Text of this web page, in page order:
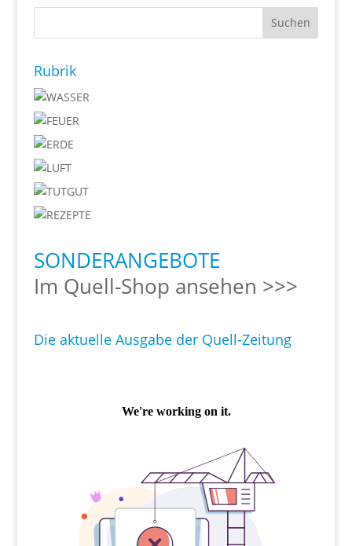
Rubrik
SONDERANGEBOTE
Im Quell-Shop ansehen >>>
Die aktuelle Ausgabe der Quell-Zeitung